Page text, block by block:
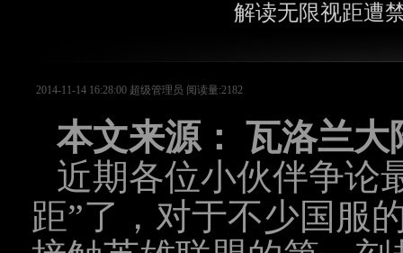
解读无限视距遭
2014-11-14 16:28:00 超级管理员 阅读量:2182
本文来源： 瓦洛兰大
近期各位小伙伴争论
距”了，对于不少国服